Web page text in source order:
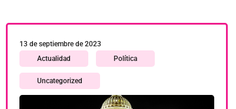
13 de septiembre de 2023
Actualidad
Política
Uncategorized